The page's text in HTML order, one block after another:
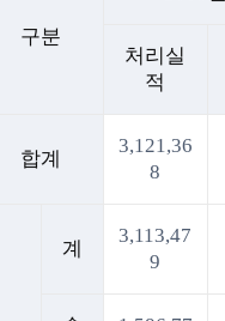
구분
처리실
적
합계
3,121,36
8
계
3,113,47
9